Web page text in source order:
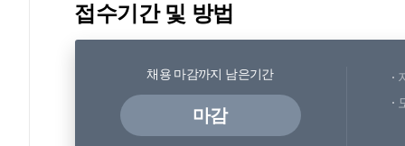
접수기간 및 방법
채용 마감까지 남은기간
마감